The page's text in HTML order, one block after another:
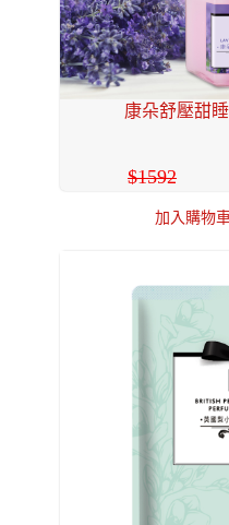
康朵舒壓甜
1592
加入購物車